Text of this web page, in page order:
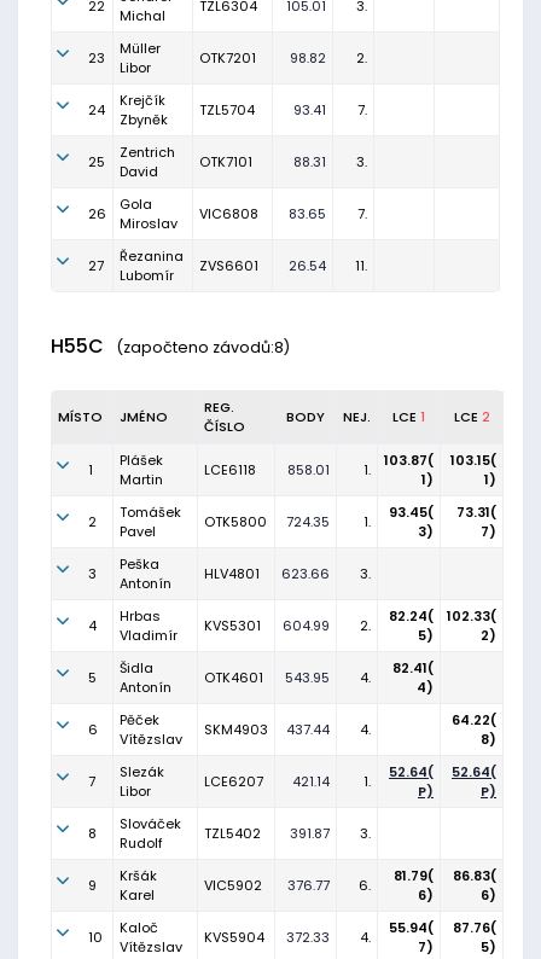
22
Michal
TZL6304 105.01 3.
23
Müller
Libor
OTK7201 98.82 2.
24
Krejčík
Zbyněk
TZL5704 93.41 7.
25
Zentrich
David
OTK7101 88.31 3.
26
Gola
Miroslav
VIC6808 83.65 7.
27
Řezanina
Lubomír
ZVS6601 26.54 11.
H55C (započteno závodů:8)
MÍSTO JMÉNO
REG.
ČÍSLO
BODY NEJ. LCE 1 LCE 2
1
Plášek
Martin
LCE6118 858.01 1.
103.87(
1)
103.15(
1)
2
Tomášek
Pavel
OTK5800 724.35 1.
93.45(
3)
73.31(
7)
3
Peška
Antonín
HLV4801 623.66 3.
4
Hrbas
Vladimír
KVS5301 604.99 2.
82.24(
5)
102.33(
2)
5
Šidla
Antonín
OTK4601 543.95 4.
82.41(
4)
6
Pěček
Vítězslav
SKM4903 437.44 4.
64.22(
8)
7
Slezák
Libor
LCE6207 421.14 1.
52.64(
P)
52.64(
P)
8
Slováček
Rudolf
TZL5402 391.87 3.
9
Kršák
Karel
VIC5902 376.77 6.
81.79(
6)
86.83(
6)
10
Kaloč
Vítězslav
KVS5904 372.33 4.
55.94(
7)
87.76(
5)